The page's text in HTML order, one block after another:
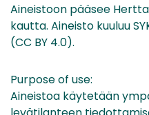
Aineistoon pääsee
kautta. Aineisto kuuluu
(CC BY 4.0).
Purpose of use:
Aineistoa käytetään